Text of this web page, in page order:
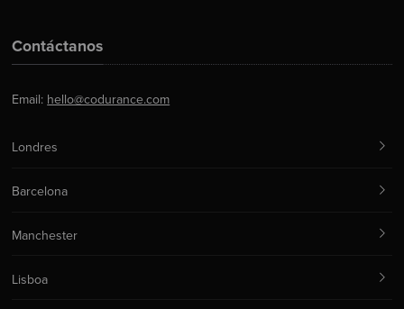
Contáctanos
Email: hello@codurance.com
Londres
Barcelona
Manchester
Lisboa